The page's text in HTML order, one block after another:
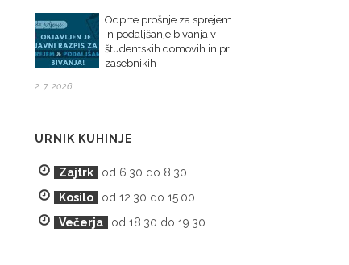
Odprte prošnje za sprejem
in podaljšanje bivanja v
študentskih domovih in pri
zasebnikih
2. 7. 2026
URNIK KUHINJE
Zajtrk
od 6.30 do 8.30
Kosilo
od 12.30 do 15.00
Večerja
od 18.30 do 19.30